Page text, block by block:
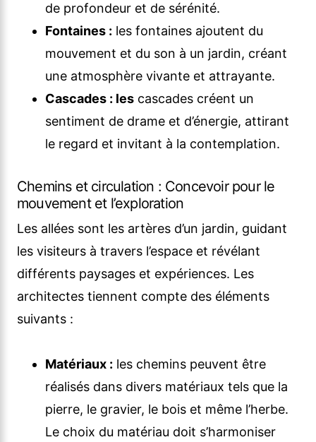
de profondeur et de sérénité.
Fontaines : les fontaines ajoutent du
mouvement et du son à un jardin, créant
une atmosphère vivante et attrayante.
Cascades : les cascades créent un
sentiment de drame et d’énergie, attirant
le regard et invitant à la contemplation.
Chemins et circulation : Concevoir pour le
mouvement et l’exploration
Les allées sont les artères d’un jardin, guidant
les visiteurs à travers l’espace et révélant
différents paysages et expériences. Les
architectes tiennent compte des éléments
suivants :
Matériaux : les chemins peuvent être
réalisés dans divers matériaux tels que la
pierre, le gravier, le bois et même l’herbe.
Le choix du matériau doit s’harmoniser